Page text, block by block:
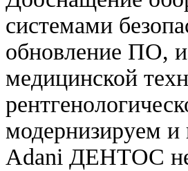
системами
обновление ПО,
медицинской
модернизируем
Adani ДЕНТОС